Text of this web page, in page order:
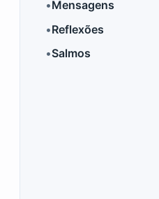
•Mensagens
•Reflexões
•Salmos